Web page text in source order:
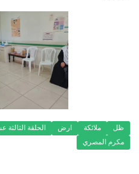
ظل ملائكة ارض الحلقة الثالثة عشر
مكرم المصري